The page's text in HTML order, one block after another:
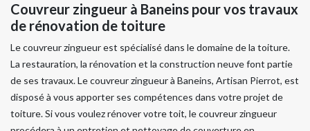
Couvreur zingueur à Baneins pour vos travaux
de rénovation de toiture
Le couvreur zingueur est spécialisé dans le domaine de la toiture.
La restauration, la rénovation et la construction neuve font partie
de ses travaux. Le couvreur zingueur à Baneins, Artisan Pierrot, est
disposé à vous apporter ses compétences dans votre projet de
toiture. Si vous voulez rénover votre toit, le couvreur zingueur